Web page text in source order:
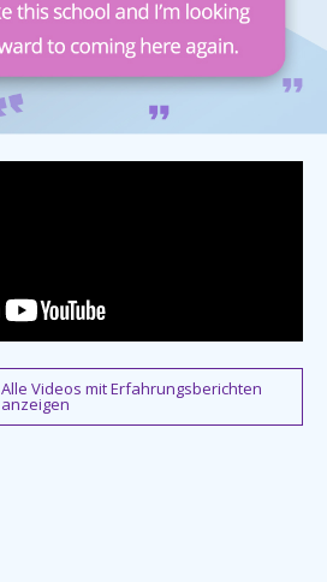
Alle Videos mit Erfahrungsberichten
anzeigen